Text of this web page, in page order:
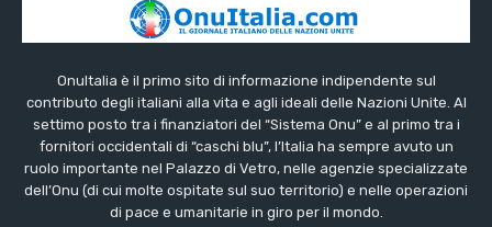
OnuItalia è il primo sito di informazione indipendente sul
contributo degli italiani alla vita e agli ideali delle Nazioni Unite. Al
settimo posto tra i finanziatori del “Sistema Onu” e al primo tra i
fornitori occidentali di “caschi blu”, l’Italia ha sempre avuto un
ruolo importante nel Palazzo di Vetro, nelle agenzie specializzate
dell’Onu (di cui molte ospitate sul suo territorio) e nelle operazioni
di pace e umanitarie in giro per il mondo.